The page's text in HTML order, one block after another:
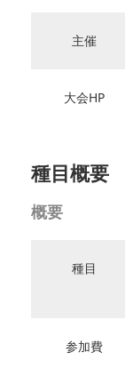
主催
大会HP
種目概要
概要
種目
参加費